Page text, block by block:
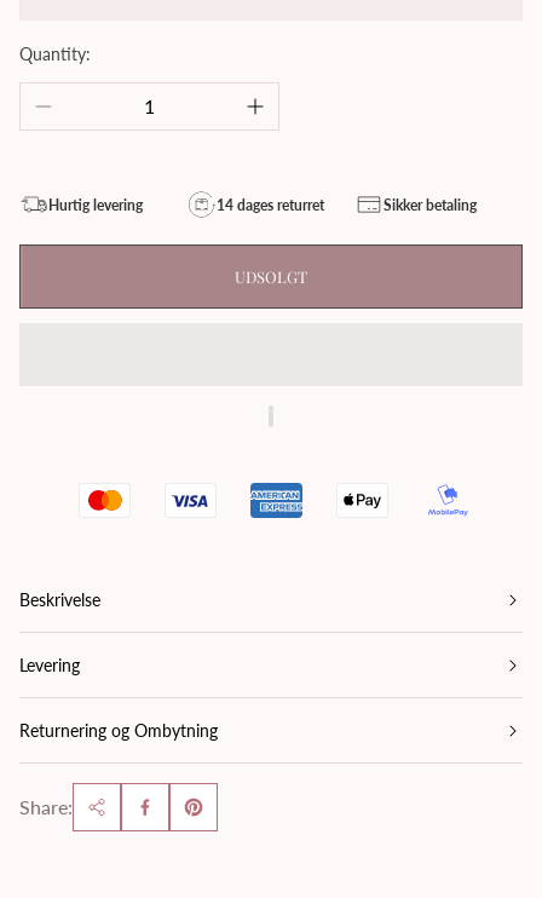
Quantity:
Hurtig levering 14 dages returret Sikker betaling
UDSOLGT
Beskrivelse
Levering
Returnering og Ombytning
Share: